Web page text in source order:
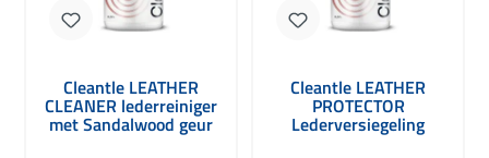
Cleantle LEATHER
CLEANER lederreiniger
met Sandalwood geur
Cleantle LEATHER
PROTECTOR
Lederversiegeling
Sandalwood Scent